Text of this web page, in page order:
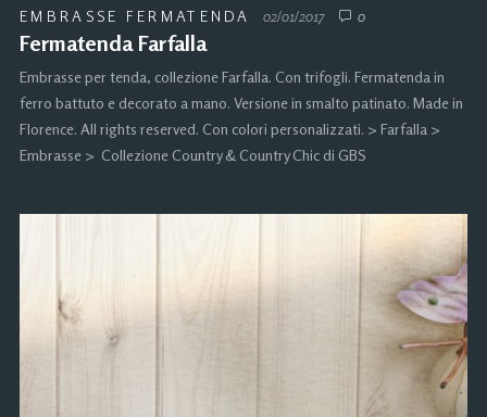
EMBRASSE FERMATENDA 02/01/2017 0
Fermatenda Farfalla
Embrasse per tenda, collezione Farfalla. Con trifogli. Fermatenda in
ferro battuto e decorato a mano. Versione in smalto patinato. Made in
Florence. All rights reserved. Con colori personalizzati. > Farfalla >
Embrasse > Collezione Country & Country Chic di GBS